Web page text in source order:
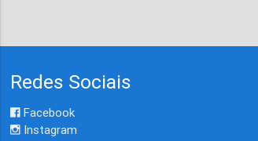
Redes Sociais
Facebook
Instagram